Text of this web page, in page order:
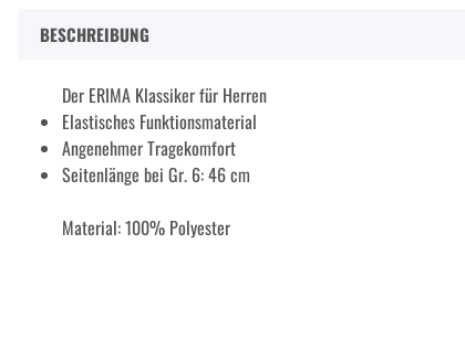
BESCHREIBUNG
Der ERIMA Klassiker für Herren
Elastisches Funktionsmaterial
Angenehmer Tragekomfort
Seitenlänge bei Gr. 6: 46 cm
Material: 100% Polyester